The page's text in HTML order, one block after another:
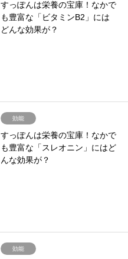
すっぽんは栄養の宝庫！なかで
も豊富な「ビタミンB2」には
どんな効果が？
効能
すっぽんは栄養の宝庫！なかで
も豊富な「スレオニン」にはど
んな効果が？
効能